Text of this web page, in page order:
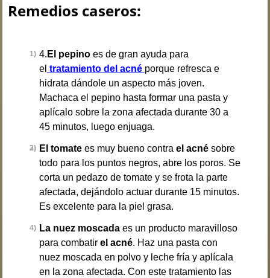
Remedios caseros:
4. El pepinoes de gran ayuda para
el tratamiento del acné porque refresca e
hidrata dándole un aspecto más joven.
Machaca el pepino hasta formar una pasta y
aplícalo sobre la zona afectada durante 30 a
45 minutos, luego enjuaga.
El tomatees muy bueno contra el acnésobre
todo para los puntos negros, abre los poros. Se
corta un pedazo de tomate y se frota la parte
afectada, dejándolo actuar durante 15 minutos.
Es excelente para la piel grasa.
La nuez moscadaes un producto maravilloso
para combatir el acné. Haz una pasta con
nuez moscada en polvo y leche fría y aplícala
en la zona afectada. Con este tratamiento las